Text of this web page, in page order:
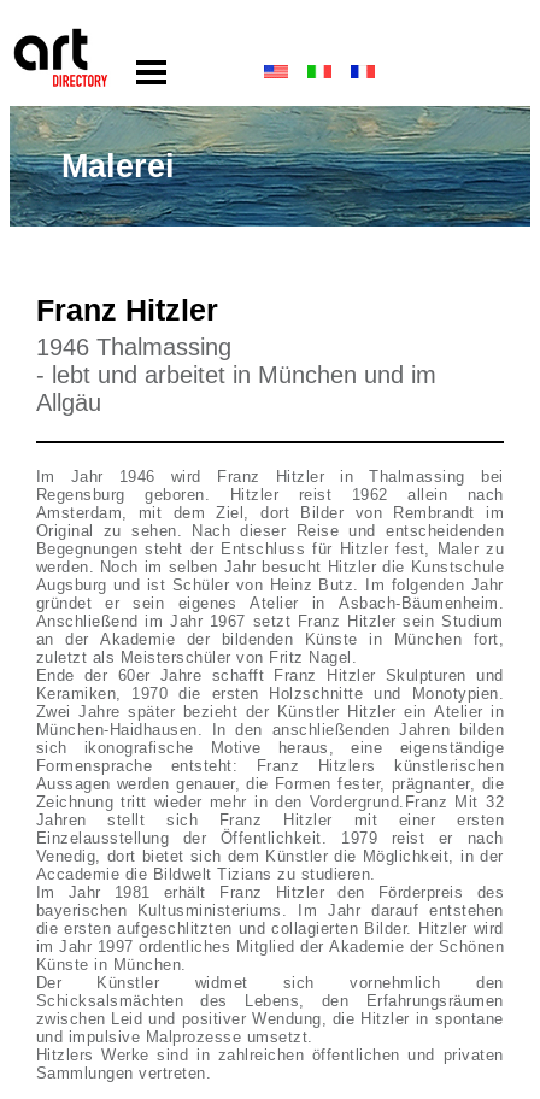
Malerei
Franz Hitzler
1946 Thalmassing
- lebt und arbeitet in München und im
Allgäu
Im Jahr 1946 wird Franz Hitzler in Thalmassing bei
Regensburg geboren. Hitzler reist 1962 allein nach
Amsterdam, mit dem Ziel, dort Bilder von Rembrandt im
Original zu sehen. Nach dieser Reise und entscheidenden
Begegnungen steht der Entschluss für Hitzler fest, Maler zu
werden. Noch im selben Jahr besucht Hitzler die Kunstschule
Augsburg und ist Schüler von Heinz Butz. Im folgenden Jahr
gründet er sein eigenes Atelier in Asbach-Bäumenheim.
Anschließend im Jahr 1967 setzt Franz Hitzler sein Studium
an der Akademie der bildenden Künste in München fort,
zuletzt als Meisterschüler von Fritz Nagel.
Ende der 60er Jahre schafft Franz Hitzler Skulpturen und
Keramiken, 1970 die ersten Holzschnitte und Monotypien.
Zwei Jahre später bezieht der Künstler Hitzler ein Atelier in
München-Haidhausen. In den anschließenden Jahren bilden
sich ikonografische Motive heraus, eine eigenständige
Formensprache entsteht: Franz Hitzlers künstlerischen
Aussagen werden genauer, die Formen fester, prägnanter, die
Zeichnung tritt wieder mehr in den Vordergrund.Franz Mit 32
Jahren stellt sich Franz Hitzler mit einer ersten
Einzelausstellung der Öffentlichkeit. 1979 reist er nach
Venedig, dort bietet sich dem Künstler die Möglichkeit, in der
Accademie die Bildwelt Tizians zu studieren.
Im Jahr 1981 erhält Franz Hitzler den Förderpreis des
bayerischen Kultusministeriums. Im Jahr darauf entstehen
die ersten aufgeschlitzten und collagierten Bilder. Hitzler wird
im Jahr 1997 ordentliches Mitglied der Akademie der Schönen
Künste in München.
Der Künstler widmet sich vornehmlich den
Schicksalsmächten des Lebens, den Erfahrungsräumen
zwischen Leid und positiver Wendung, die Hitzler in spontane
und impulsive Malprozesse umsetzt.
Hitzlers Werke sind in zahlreichen öffentlichen und privaten
Sammlungen vertreten.